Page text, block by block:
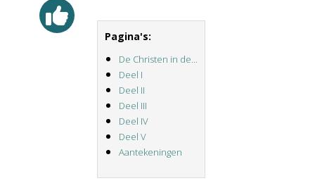
Pagina's:
De Christen in de...
Deel I
Deel II
Deel III
Deel IV
Deel V
Aantekeningen